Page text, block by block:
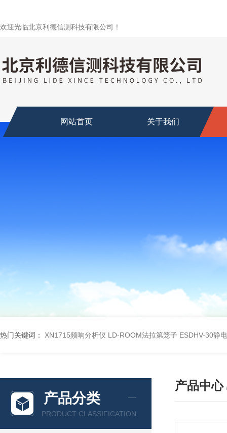
欢迎光临北京利德信测科技有限公司！
网站首页 关于我们
热门关键词： XN1715频响分析仪 LD-ROOM法拉第笼子 ESDHV-30静
产品分类
PRODUCT CLASSIFICATION
产品中心